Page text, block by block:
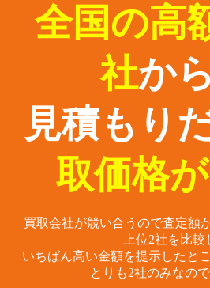
全国の高
社か
見積もり
取価格
買取会社が競い合うので査定額
上位2社を比較
いちばん高い金額を提示したと
とりも2社のみなの